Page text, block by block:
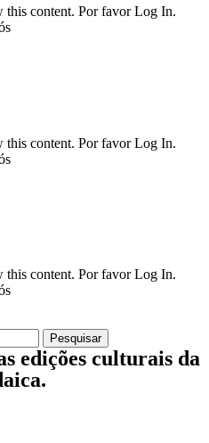
this content. Por favor Log In.
this content. Por favor Log In.
this content. Por favor Log In.
Pesquisar
edições culturais da